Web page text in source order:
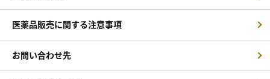
医薬品販売に関する注意事項
お問い合わせ先